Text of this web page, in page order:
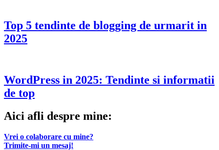
Top 5 tendinte de blogging de urmarit in
2025
WordPress in 2025: Tendinte si informatii
de top
Aici afli despre mine:
Vrei o colaborare cu mine?
Trimite-mi un mesaj!